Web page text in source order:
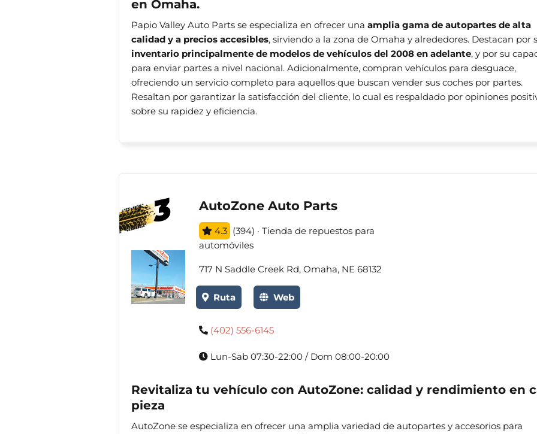
en Omaha.
Papio Valley Auto Parts se especializa en ofrecer una amplia gama de autopartes de alta
calidad y a precios accesibles, sirviendo a la zona de Omaha y alrededores. Destacan por
inventario principalmente de modelos de vehículos del 2008 en adelante, y por su
para enviar partes a nivel nacional. Adicionalmente, compran vehículos para desguace,
ofreciendo un servicio completo para aquellos que buscan vender sus coches por partes.
Resaltan por garantizar la satisfacción del cliente, lo cual es respaldado por opiniones
sobre su rapidez y eficiencia.
AutoZone Auto Parts
4.3 (394) · Tienda de repuestos para
automóviles
717 N Saddle Creek Rd, Omaha, NE 68132
Ruta Web
(402) 556-6145
Lun-Sab 07:30-22:00 / Dom 08:00-20:00
Revitaliza tu vehículo con AutoZone: calidad y rendimiento en
pieza
AutoZone se especializa en ofrecer una amplia variedad de autopartes y accesorios para